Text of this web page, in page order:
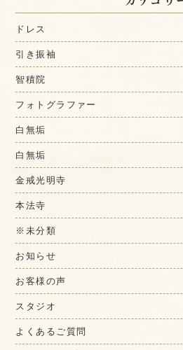
ドレス
引き振袖
智積院
フォトグラファー
白無垢
白無垢
金戒光明寺
本法寺
※未分類
お知らせ
お客様の声
スタジオ
よくあるご質問